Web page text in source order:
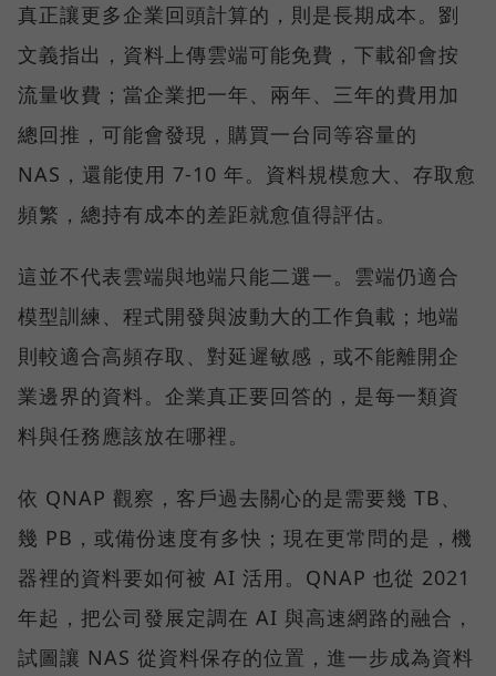
真正讓更多企業回頭計算的，則是長期成本。劉
文義指出，資料上傳雲端可能免費，下載卻會按
流量收費；當企業把一年、兩年、三年的費用加
總回推，可能會發現，購買一台同等容量的
NAS，還能使用 7-10 年。資料規模愈大、存取愈
頻繁，總持有成本的差距就愈值得評估。
這並不代表雲端與地端只能二選一。雲端仍適合
模型訓練、程式開發與波動大的工作負載；地端
則較適合高頻存取、對延遲敏感，或不能離開企
業邊界的資料。企業真正要回答的，是每一類資
料與任務應該放在哪裡。
依 QNAP 觀察，客戶過去關心的是需要幾 TB、
幾 PB，或備份速度有多快；現在更常問的是，機
器裡的資料要如何被 AI 活用。QNAP 也從 2021
年起，把公司發展定調在 AI 與高速網路的融合，
試圖讓 NAS 從資料保存的位置，進一步成為資料